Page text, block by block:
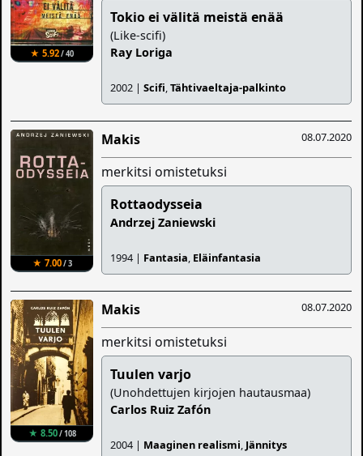
★ 5.92/ 40
Tokio ei välitä meistä enää
(Like-scifi)
Ray Loriga
2002 |Scifi,Tähtivaeltaja-palkinto
★ 7.00/ 3
08.07.2020
Makis
merkitsi omistetuksi
Rottaodysseia
Andrzej Zaniewski
1994 | Fantasia, Eläinfantasia
★ 8.50/ 108
08.07.2020
Makis
merkitsi omistetuksi
Tuulen varjo
(Unohdettujen kirjojen hautausmaa)
Carlos Ruiz Zafón
2004 | Maaginen realismi, Jännitys